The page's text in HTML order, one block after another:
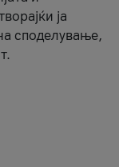
ја
споделување,